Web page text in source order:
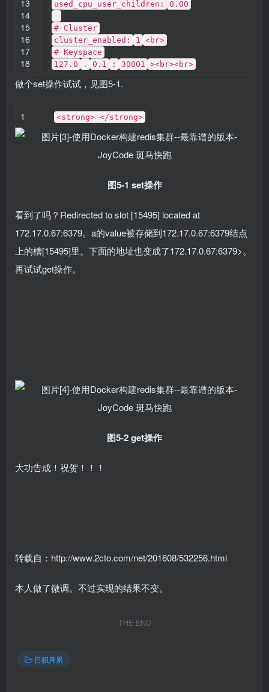
13
14
15
16
17
18
used_cpu_user_children:
0.00
# Cluster
cluster_enabled:
1 <br>
# Keyspace
127.0
. 0.1 : 30001 ><br><br>
做个set操作试试，见图5-1.
1 <strong> </strong>
图5-1 set操作
看到了吗？Redirected to slot [15495] located at
172.17.0.67:6379。a的value被存储到172.17.0.67:6379结点
上的槽[15495]里。下面的地址也变成了172.17.0.67:6379>。
再试试get操作。
图5-2 get操作
大功告成！祝贺！！！
转载自：http://www.2cto.com/net/201608/532256.html
本人做了微调。不过实现的结果不变。
THE END
日积月累